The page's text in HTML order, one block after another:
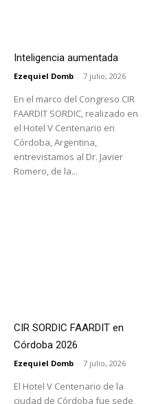
Inteligencia aumentada
Ezequiel Domb - 7 julio, 2026
En el marco del Congreso CIR
FAARDIT SORDIC, realizado en
el Hotel V Centenario en
Córdoba, Argentina,
entrevistamos al Dr. Javier
Romero, de la...
CIR SORDIC FAARDIT en
Córdoba 2026
Ezequiel Domb - 7 julio, 2026
El Hotel V Centenario de la
ciudad de Córdoba fue sede